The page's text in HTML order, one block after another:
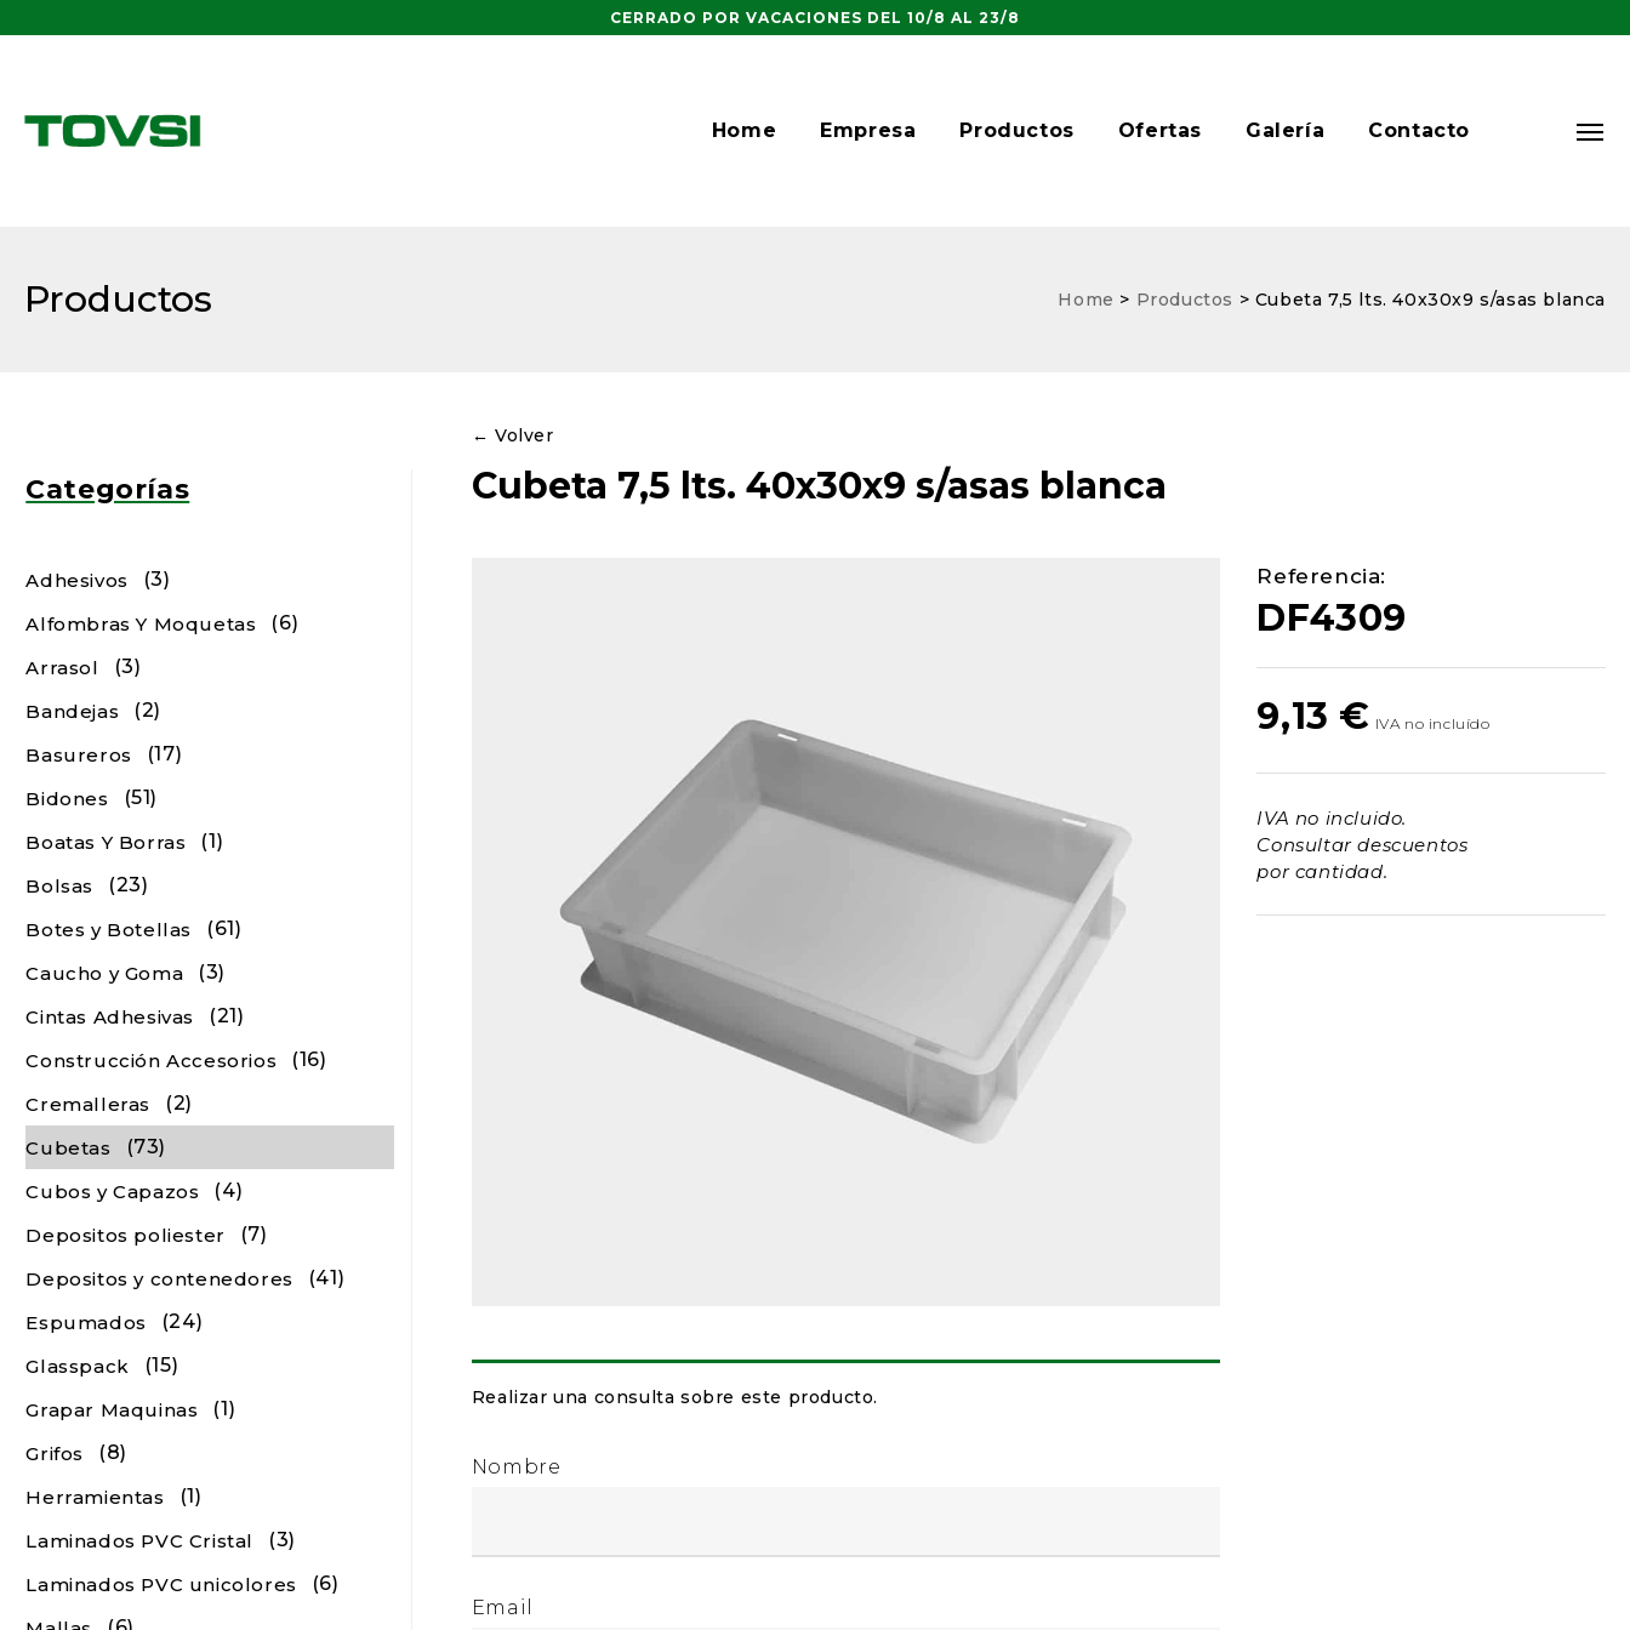
CERRADO POR VACACIONES DEL 10/8 AL 23/8
Home Empresa Productos Ofertas Galería Contacto
Productos Home > Productos > Cubeta 7,5 lts. 40x30x9 s/asas blanca
Categorías
Adhesivos
(3)
Alfombras Y Moquetas
(6)
Arrasol
(3)
Bandejas
(2)
Basureros
(17)
Bidones
(51)
Boatas Y Borras
(1)
Bolsas
(23)
Botes y Botellas
(61)
Caucho y Goma
(3)
Cintas Adhesivas
(21)
Construcción Accesorios
(16)
Cremalleras
(2)
Cubetas
(73)
Cubos y Capazos
(4)
Depositos poliester
(7)
Depositos y contenedores
(41)
Espumados
(24)
Glasspack
(15)
Grapar Maquinas
(1)
Grifos
(8)
Herramientas
(1)
Laminados PVC Cristal
(3)
Laminados PVC unicolores
(6)
← Volver
Cubeta 7,5 lts. 40x30x9 s/asas blanca
Referencia:
DF4309
9,13 €
IVA no incluido.
Consultar descuentos
por cantidad.
Realizar una consulta sobre este producto.
Nombre
Email